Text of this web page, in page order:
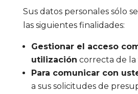
Sus datos personales sólo
las siguientes finalidades:
Gestionar el acceso
utilización correcta de la
Para comunicar con
a sus solicitudes de